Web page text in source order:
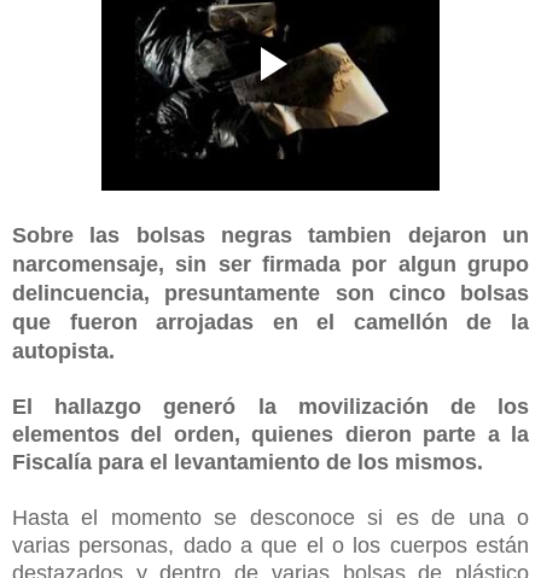
Sobre las bolsas negras tambien dejaron un
narcomensaje, sin ser firmada por algun grupo
delincuencia, presuntamente son cinco bolsas
que fueron arrojadas en el camellón de la
autopista.
El hallazgo generó la movilización de los
elementos del orden, quienes dieron parte a la
Fiscalía para el levantamiento de los mismos.
Hasta el momento se desconoce si es de una o
varias personas, dado a que el o los cuerpos están
destazados y dentro de varias bolsas de plástico